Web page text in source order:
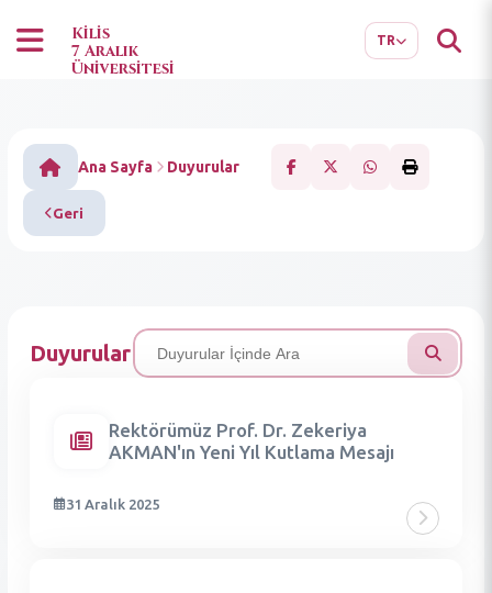
Kilis
7 Aralık
Üniversitesi
TR
Ana Sayfa Duyurular
Geri
Duyurular
Rektörümüz Prof. Dr. Zekeriya
AKMAN'ın Yeni Yıl Kutlama Mesajı
31 Aralık 2025